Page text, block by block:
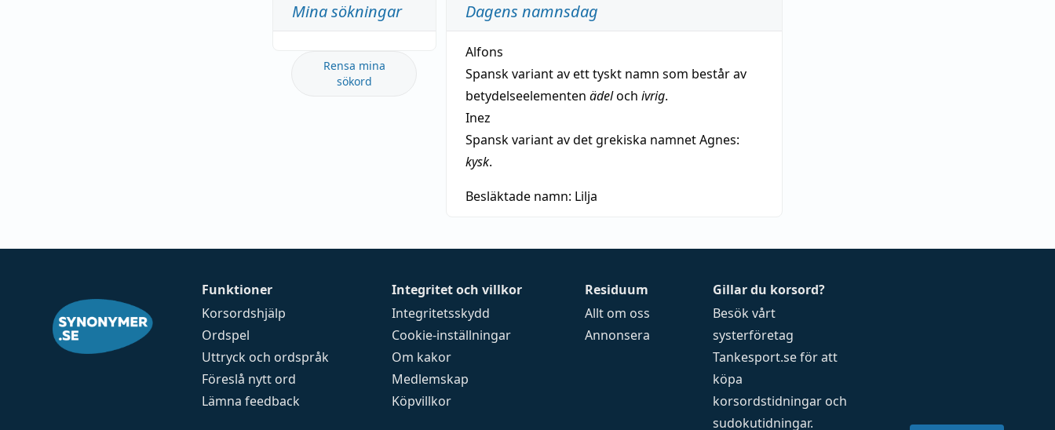
Mina sökningar
Rensa mina
sökord
Dagens namnsdag
Alfons
Spansk variant av ett tyskt namn som består av
betydelseelementen ädeloch ivrig.
Inez
Spansk variant av det grekiska namnet Agnes:
kysk.
Besläktade namn: Lilja
Funktioner
Korsordshjälp
Ordspel
Uttryck och ordspråk
Föreslå nytt ord
Lämna feedback
Integritet och villkor
Integritetsskydd
Cookie-inställningar
Om kakor
Medlemskap
Köpvillkor
Residuum
Allt om oss
Annonsera
Gillar du korsord?
Besök vårt
systerföretag
Tankesport.seför att
köpa
korsordstidningar och
sudokutidningar.